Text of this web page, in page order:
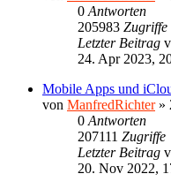
0 Antworten
205983 Zugriffe
Letzter Beitrag
24. Apr 2023,
Mobile Apps und
von ManfredRichter»
0 Antworten
207111 Zugriffe
Letzter Beitrag
20. Nov 2022,